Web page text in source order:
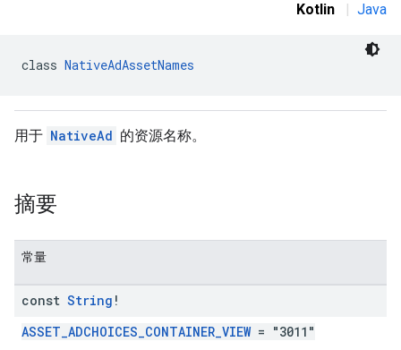
Kotlin | Java
class NativeAdAssetNames
用于 NativeAd 的资源名称。
摘要
常量
const String !
ASSET_ADCHOICES_CONTAINER_VIEW= "3011"